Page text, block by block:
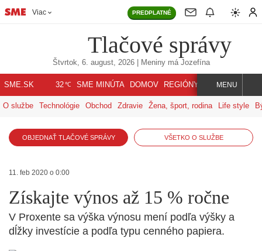
Viac PREDPLATNÉ
Tlačové správy
Štvrtok, 6. august, 2026| Meniny má Jozefína
SME.SK 32℃ SME MINÚTA DOMOV REGIÓNY INDEX SVET
MENU
O službe Technológie Obchod Zdravie Žena, šport, rodina Life style
OBJEDNAŤ TLAČOVÉ SPRÁVY VŠETKO O SLUŽBE
11. feb 2020 o 0:00
Získajte výnos až 15 % ročne
V Proxente sa výška výnosu mení podľa výšky a
dĺžky investície a podľa typu cenného papiera.